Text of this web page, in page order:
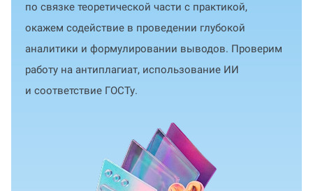
по связке теоретической части с практикой,
окажем содействие в проведении глубокой
аналитики и формулировании выводов. Проверим
работу на антиплагиат, использование ИИ
и соответствие ГОСТу.